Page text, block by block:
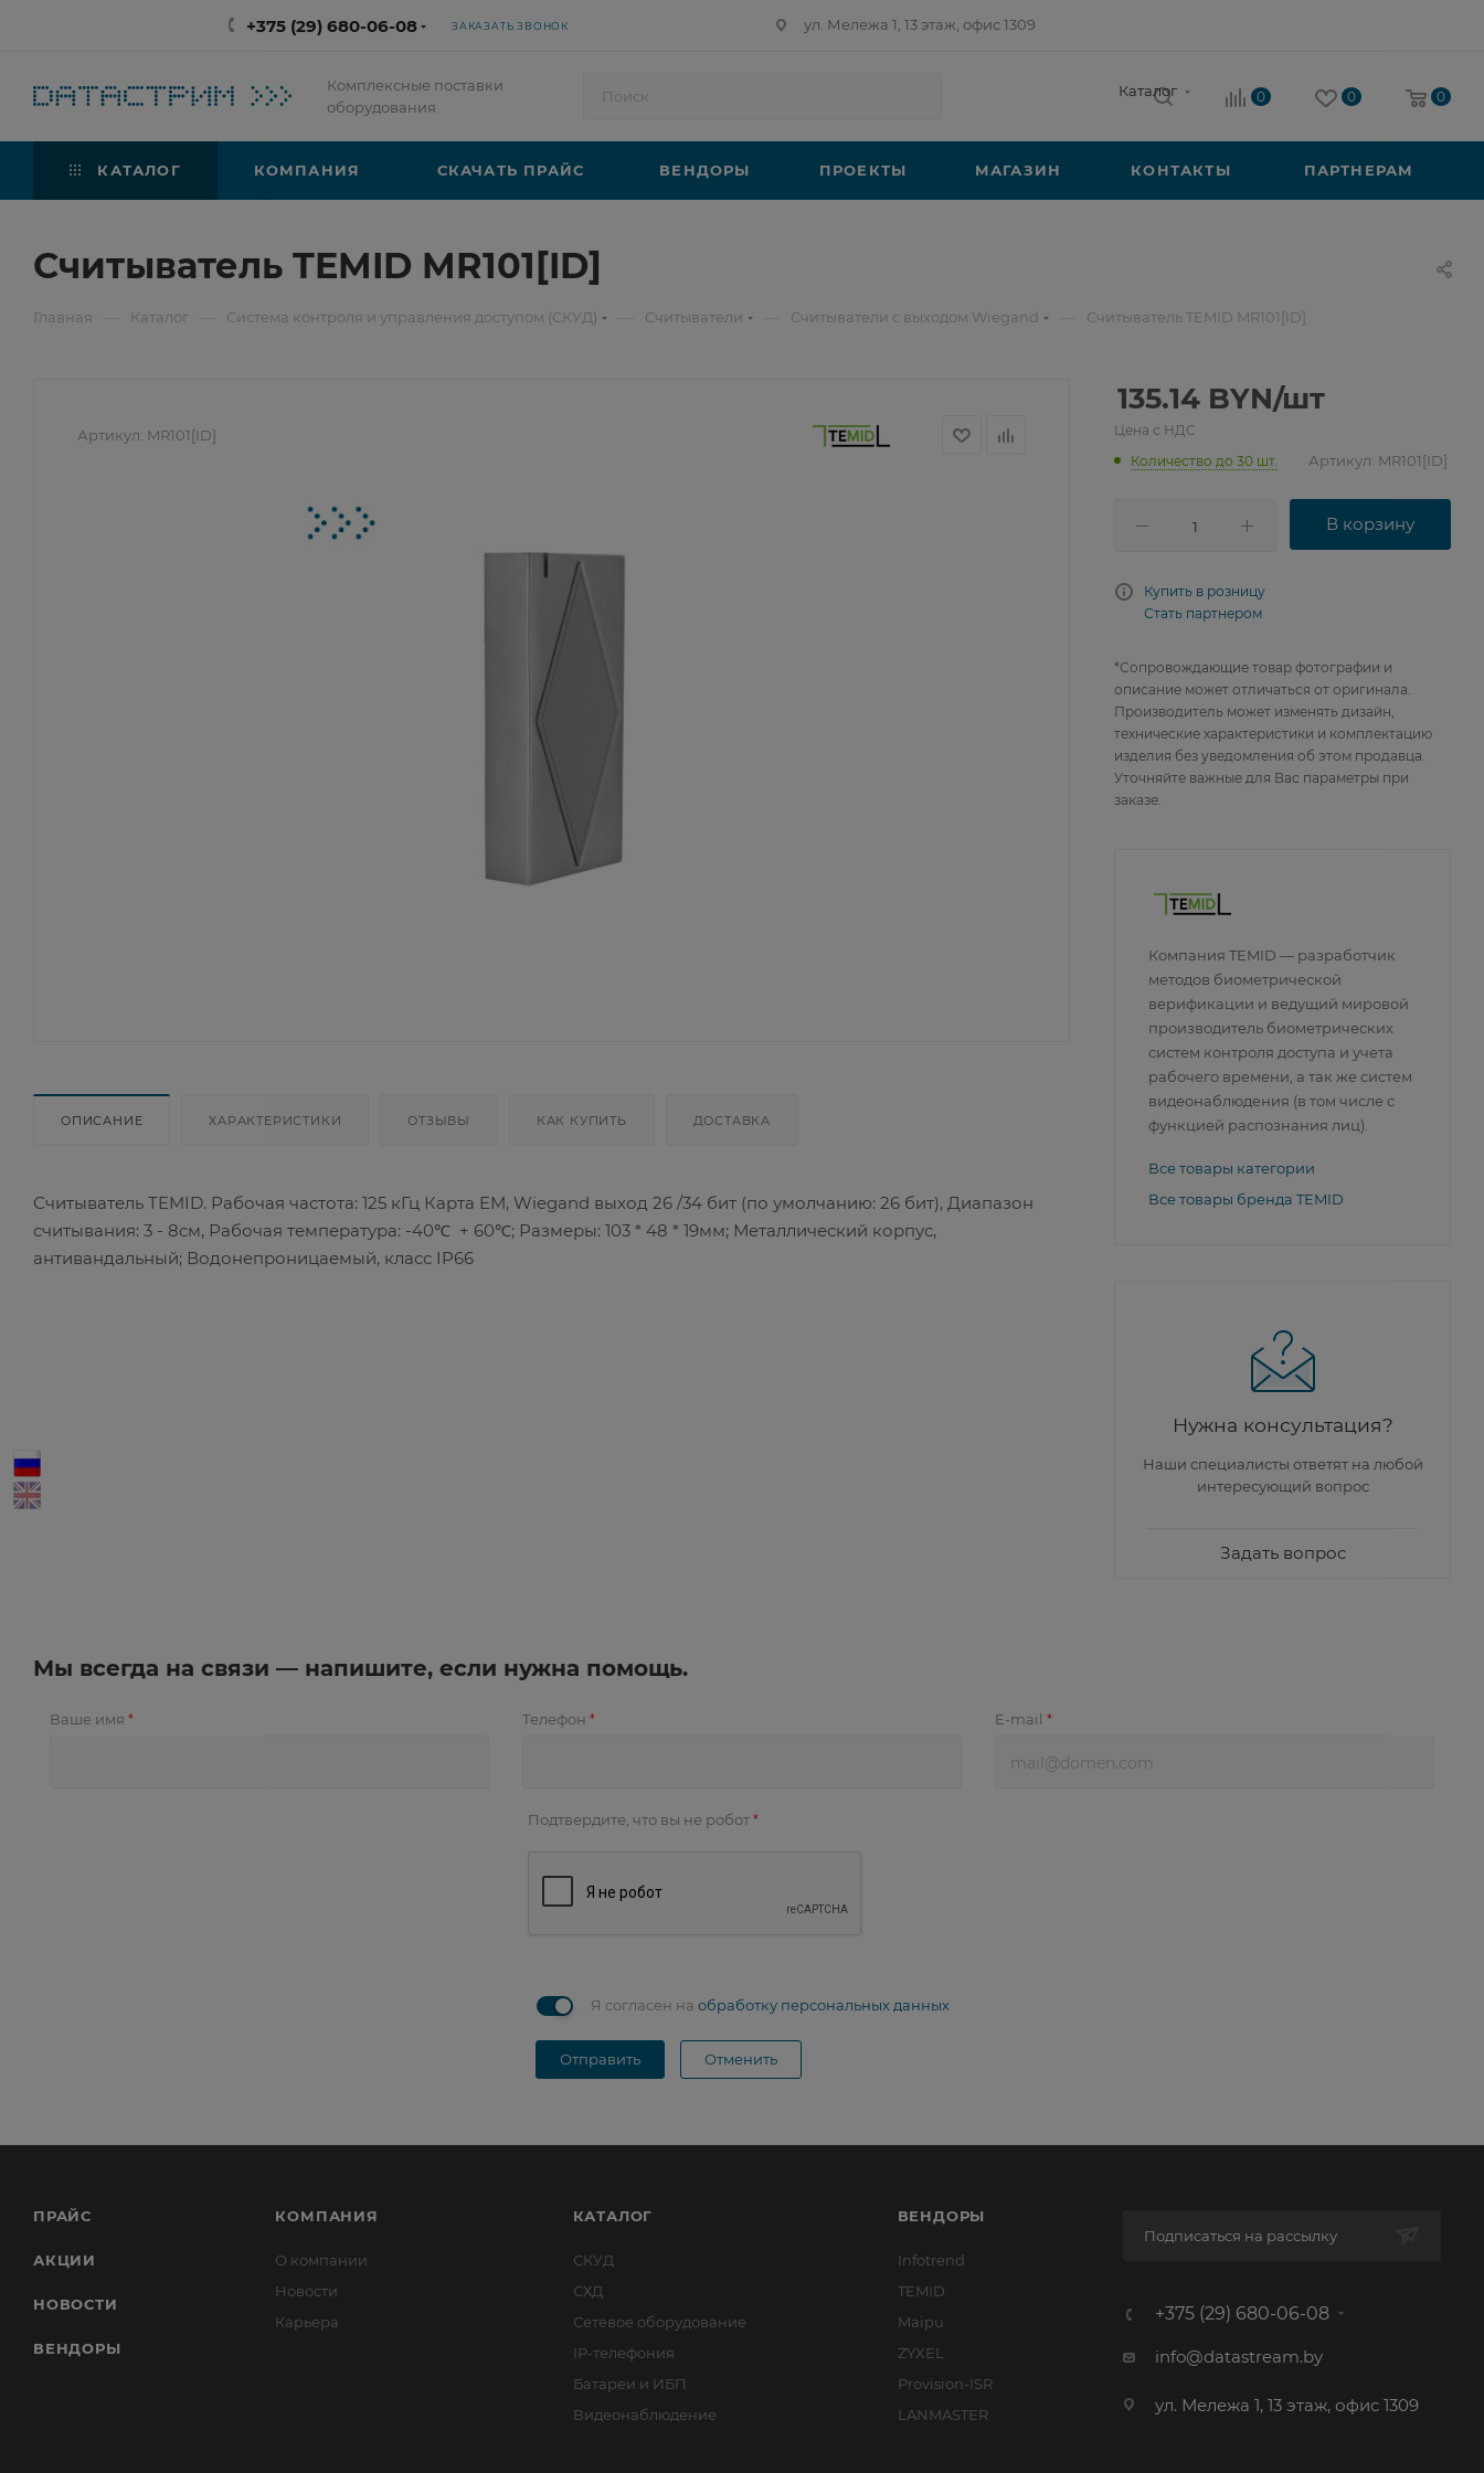
+375 (29) 680-06-08 ЗАКАЗАТЬ ЗВОНОК ул. Мележа 1, 13 этаж, офис 1309
Комплексные поставки
оборудования
Каталог 0 0 0
КАТАЛОГ КОМПАНИЯ СКАЧАТЬ ПРАЙС ВЕНДОРЫ ПРОЕКТЫ МАГАЗИН КОНТАКТЫ ПАРТНЕРАМ
Считыватель TEMID MR101[ID]
Главная Каталог Система контроля и управления доступом (СКУД) Считыватели Считыватели с выходом Wiegand Считыватель TEMID MR101[ID]
Артикул: MR101[ID]
ОПИСАНИЕ ХАРАКТЕРИСТИКИ ОТЗЫВЫ КАК КУПИТЬ ДОСТАВКА
Считыватель TEMID. Рабочая частота: 125 кГц Карта EM, Wiegand выход 26 /34 бит (по умолчанию: 26 бит), Диапазон
считывания: 3 - 8см, Рабочая температура: -40℃ + 60℃; Размеры: 103 * 48 * 19мм; Металлический корпус,
антивандальный; Водонепроницаемый, класс IP66
135.14 BYN/шт
Цена с НДС
Количество до 30 шт.
Артикул: MR101[ID]
В корзину
Купить в розницу
Стать партнером
*Сопровождающие товар фотографии и
описание может отличаться от оригинала.
Производитель может изменять дизайн,
технические характеристики и комплектацию
изделия без уведомления об этом продавца.
Уточняйте важные для Вас параметры при
заказе.
Компания TEMID — разработчик
методов биометрической
верификации и ведущий мировой
производитель биометрических
систем контроля доступа и учета
рабочего времени, а так же систем
видеонаблюдения (в том числе с
функцией распознания лиц).
Все товары категории
Все товары бренда TEMID
Нужна консультация?
Наши специалисты ответят на любой
интересующий вопрос
Задать вопрос
Мы всегда на связи — напишите, если нужна помощь.
Ваше имя* Телефон* E-mail *
Подтвердите, что вы не робот *
Я согласен на обработку персональных данных
Отправить Отменить
ПРАЙС
АКЦИИ
НОВОСТИ
ВЕНДОРЫ
КОМПАНИЯ
О компании
Новости
Карьера
КАТАЛОГ
СКУД
СХД
Сетевое оборудование
IP-телефония
Батареи и ИБП
Видеонаблюдение
ВЕНДОРЫ
Infotrend
TEMID
Maipu
ZYXEL
Provision-ISR
LANMASTER
Подписаться на рассылку
+375 (29) 680-06-08
info@datastream.by
ул. Мележа 1, 13 этаж, офис 1309